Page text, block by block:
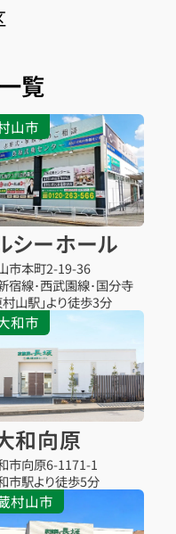
覧
山市
シーホール
市本町2-19-36
宿線･西武園線･国分寺
村山駅」より徒歩3分
和市
和向原
市向原6-1171-1
市駅より徒歩5分
村山市